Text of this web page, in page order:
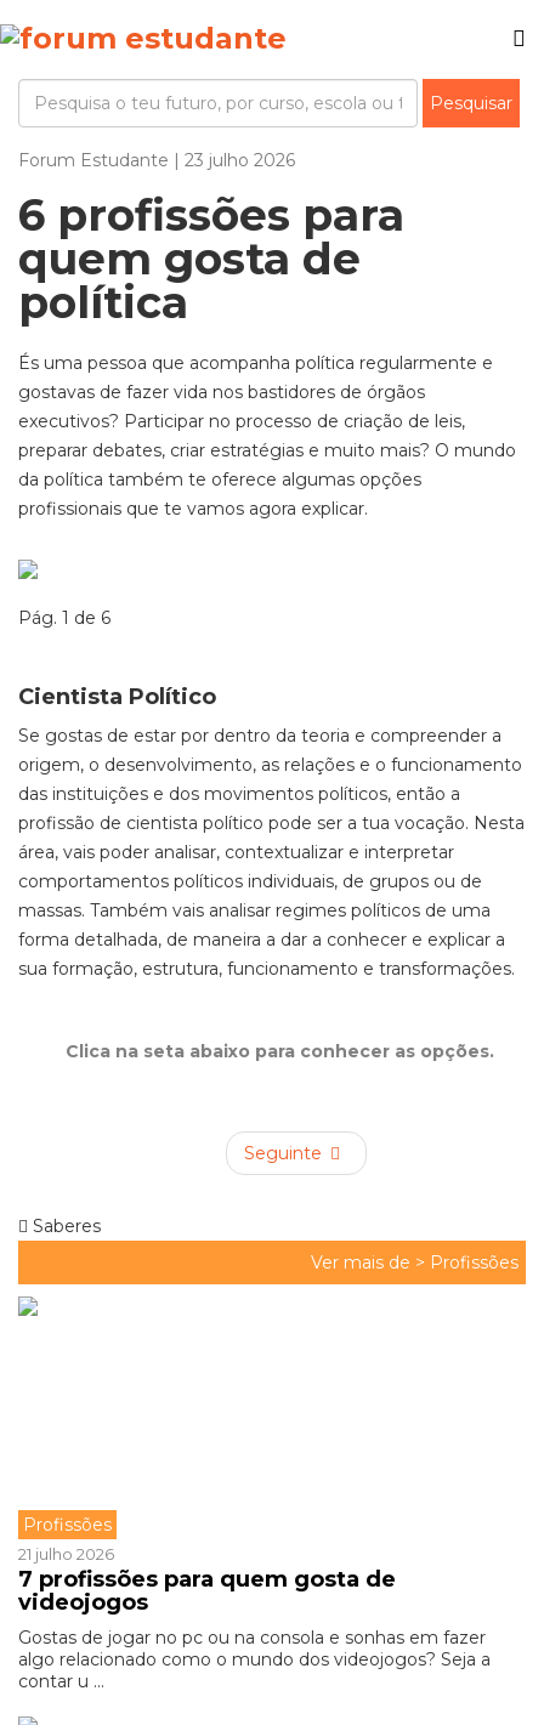
Forum Estudante | 23 julho 2026
6 profissões para
quem gosta de
política
És uma pessoa que acompanha política regularmente e
gostavas de fazer vida nos bastidores de órgãos
executivos? Participar no processo de criação de leis,
preparar debates, criar estratégias e muito mais? O mundo
da política também te oferece algumas opções
profissionais que te vamos agora explicar.
Pág. 1 de 6
Cientista Político
Se gostas de estar por dentro da teoria e compreender a
origem, o desenvolvimento, as relações e o funcionamento
das instituições e dos movimentos políticos, então a
profissão de cientista político pode ser a tua vocação. Nesta
área, vais poder analisar, contextualizar e interpretar
comportamentos políticos individuais, de grupos ou de
massas. Também vais analisar regimes políticos de uma
forma detalhada, de maneira a dar a conhecer e explicar a
sua formação, estrutura, funcionamento e transformações.
Clica na seta abaixo para conhecer as opções.
Seguinte
Saberes
Ver mais de > Profissões
Profissões
21 julho 2026
7 profissões para quem gosta de
videojogos
Gostas de jogar no pc ou na consola e sonhas em fazer
algo relacionado como o mundo dos videojogos? Seja a
contar u ...